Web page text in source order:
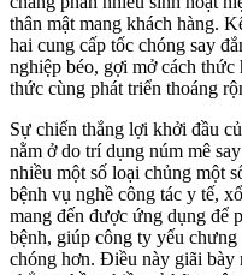
thân mật mang khách hàng.
hai cung cấp tốc chóng say
nghiệp béo, gợi mở cách thức
thức cùng phát triển thoáng
Sự chiến thắng lợi khởi đầu
nằm ở do trí dụng núm mê
nhiều một số loại chủng một
bệnh vụ nghề công tác y tế,
mang đến được ứng dụng để
bệnh, giúp công ty yếu
chóng hơn. Điều này giãi bày